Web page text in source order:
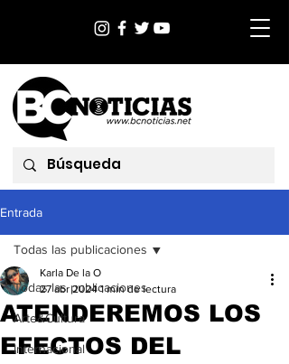
Entrada
Todas las publicaciones
Arte&Cultura
Internacional
Todas las publicaciones
ATENDEREMOS LOS
EFECTOS DEL
Karla De la O
27 abr 2024 1 min de lectura